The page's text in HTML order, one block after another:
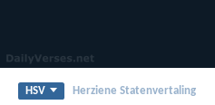
HSV Herziene Statenvertaling